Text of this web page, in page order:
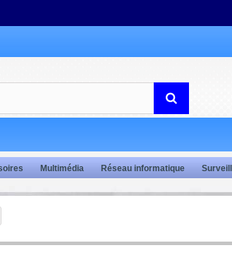
Multimédia Réseau informatique